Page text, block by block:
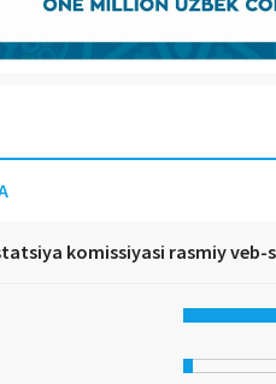
komissiyasi rasmiy